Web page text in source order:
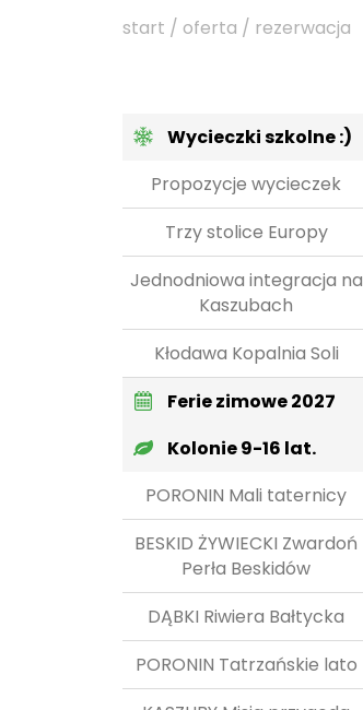
start / oferta / rezerwacja
Wycieczki szkolne :)
Propozycje wycieczek
Trzy stolice Europy
Jednodniowa integracja na
Kaszubach
Kłodawa Kopalnia Soli
Ferie zimowe 2027
Kolonie 9-16 lat.
PORONIN Mali taternicy
BESKID ŻYWIECKI Zwardoń
Perła Beskidów
DĄBKI Riwiera Bałtycka
PORONIN Tatrzańskie lato